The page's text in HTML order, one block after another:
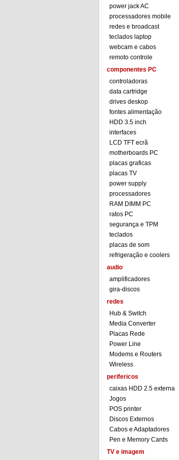
power jack AC
processadores mobile
redes e broadcast
teclados laptop
webcam e cabos
remoto controle
componentes PC
controladoras
data cartridge
drives deskop
fontes alimentação
HDD 3.5 inch
interfaces
LCD TFT ecrã
motherboards PC
placas graficas
placas TV
power supply
processadores
RAM DIMM PC
ratos PC
segurança e TPM
teclados
placas de som
refrigeração e coolers
audio
amplificadores
gira-discos
redes
Hub & Switch
Media Converter
Placas Rede
Power Line
Modems e Routers
Wireless
perifericos
caixas HDD 2.5 externa
Jogos
POS printer
Discos Externos
Cabos e Adaptadores
Pen e Memory Cards
TV e imagem